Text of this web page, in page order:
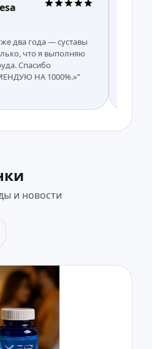
два года — суставы
что я выполняю
Спасибо
НА 1000%.»”
и новости